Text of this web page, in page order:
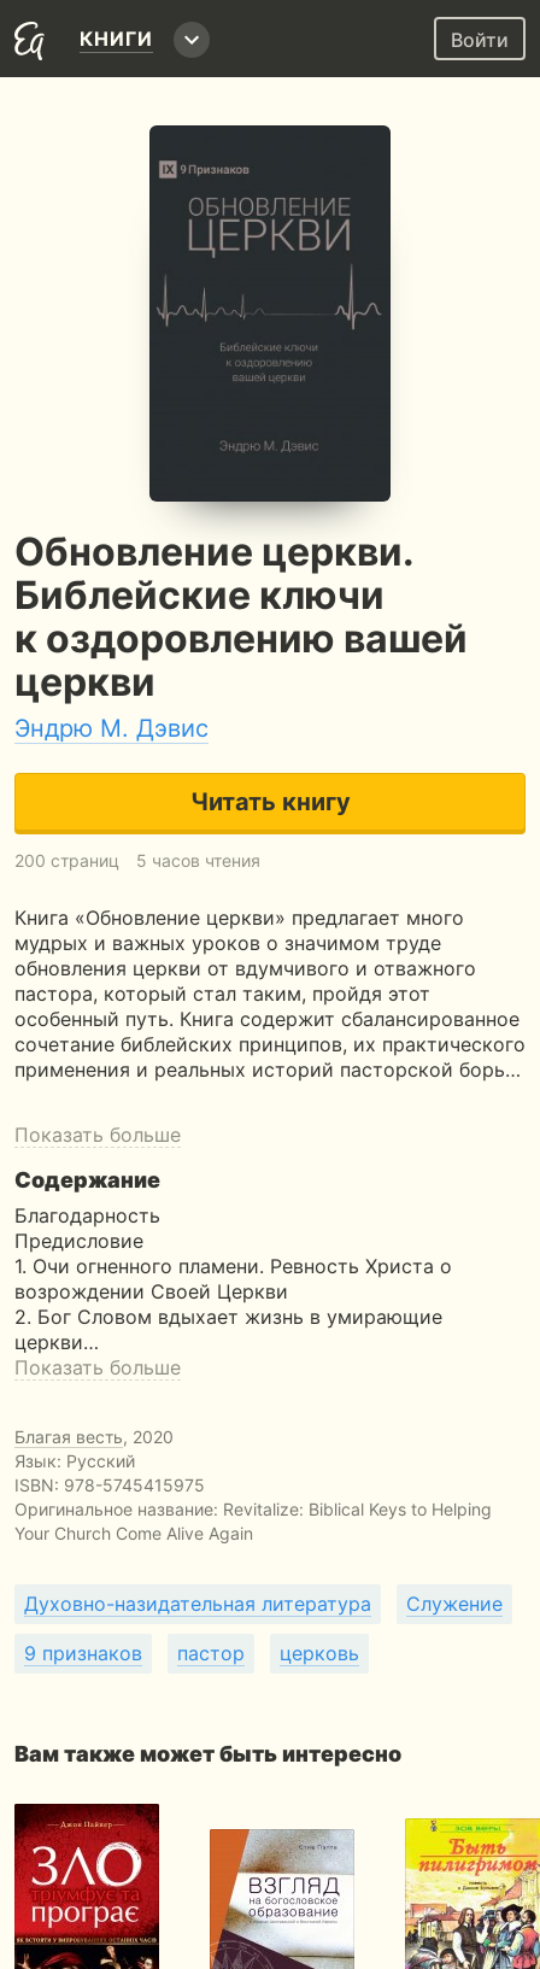
КНИГИ Войти
Обновление церкви.
Библейские ключи
к оздоровлению вашей
церкви
Эндрю М. Дэвис
Читать книгу
200 страниц 5 часов чтения
Книга «Обновление церкви» предлагает много
мудрых и важных уроков о значимом труде
обновления церкви от вдумчивого и отважного
пастора, который стал таким, пройдя этот
особенный путь. Книга содержит сбалансированное
сочетание библейских принципов, их практического
применения и реальных историй пасторской борь…
Показать больше
Содержание
Благодарность
Предисловие
1. Очи огненного пламени. Ревность Христа о
возрождении Своей Церкви
2. Бог Словом вдыхает жизнь в умирающие
церкви…
Показать больше
Благая весть, 2020
Язык: Русский
ISBN: 978-5745415975
Оригинальное название: Revitalize: Biblical Keys to Helping
Your Church Come Alive Again
Духовно-назидательная литература Служение
9 признаков пастор церковь
Вам также может быть интересно